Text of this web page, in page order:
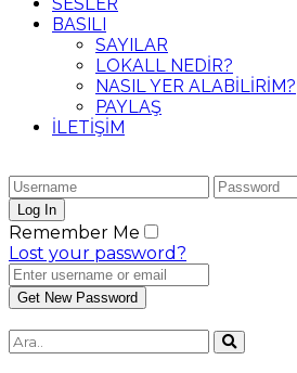
BASILI
SAYILAR
LOKALL NEDİR?
NASIL YER ALABİLİRİM?
PAYLAŞ
İLETİŞİM
Remember Me
Lost your password?